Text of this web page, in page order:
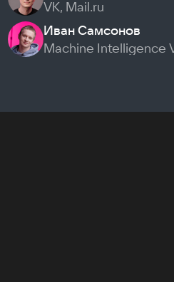
VK, Mail.ru
Иван Самсонов
Machine Intelligence